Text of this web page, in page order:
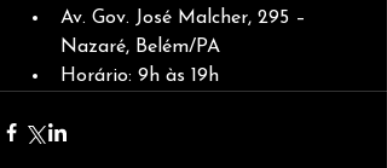
Av. Gov. José Malcher, 295 –
Nazaré, Belém/PA
Horário: 9h às 19h